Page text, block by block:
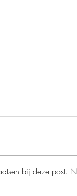
bij deze post.